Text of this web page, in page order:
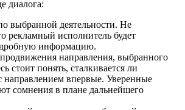
диалога:
выбранной деятельности. Не
рекламный исполнитель будет
информацию.
направления, выбранного
стоит понять, сталкивается ли
направлением впервые. Уверенные
сомнения в плане дальнейшего